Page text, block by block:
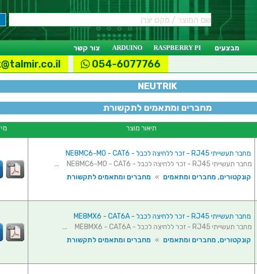
מבצעים RASPBERRY PI
ARDUINO
צור קשר
054-6077766
NEUTRIK
מחברים ומתאמים לתקשורת
תיאור מוצר
מחבר תעשייתי RJ45 - זכר ללחיצה לכבל - NE8MC6-MO - CAT6
מחבר תעשייתי RJ45 - זכר ללחיצה לכבל - NE8MC6-MO - CAT6 ...
קונקטורים, מחברים ומתאמים » מחברים ומתאמים לתקשורת
מחבר תעשייתי RJ45 - זכר ללחיצה לכבל - ME8MX6 - CAT6A
מחבר תעשייתי RJ45 - זכר ללחיצה לכבל - ME8MX6 - CAT6A ...
קונקטורים, מחברים ומתאמים » מחברים ומתאמים לתקשורת